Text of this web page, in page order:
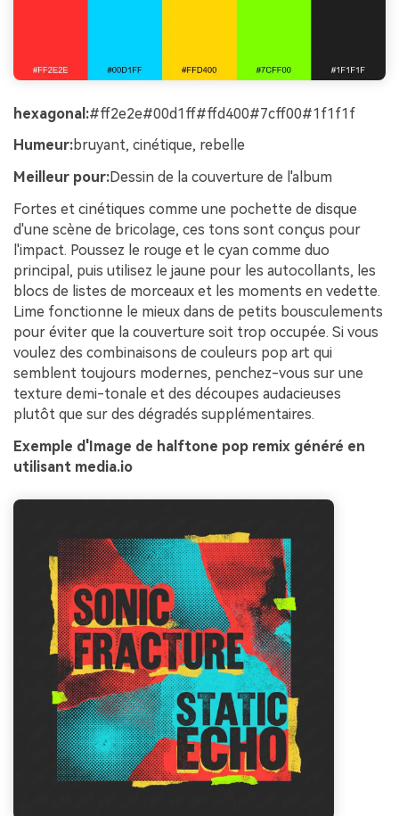
hexagonal:#ff2e2e#00d1ff#ffd400#7cff00#1f1f1f
Humeur:bruyant, cinétique, rebelle
Meilleur pour:Dessin de la couverture de l'album
Fortes et cinétiques comme une pochette de disque
d'une scène de bricolage, ces tons sont conçus pour
l'impact. Poussez le rouge et le cyan comme duo
principal, puis utilisez le jaune pour les autocollants, les
blocs de listes de morceaux et les moments en vedette.
Lime fonctionne le mieux dans de petits bousculements
pour éviter que la couverture soit trop occupée. Si vous
voulez des combinaisons de couleurs pop art qui
semblent toujours modernes, penchez-vous sur une
texture demi-tonale et des découpes audacieuses
plutôt que sur des dégradés supplémentaires.
Exemple d'Image de halftone pop remix généré en
utilisant media.io